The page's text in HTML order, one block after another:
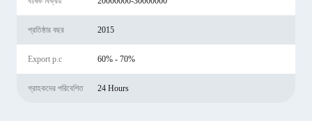
প্রতিষ্ঠার বছর 2015
Export p.c 60% - 70%
গ্রাহকদের পরিবেশিত 24 Hours